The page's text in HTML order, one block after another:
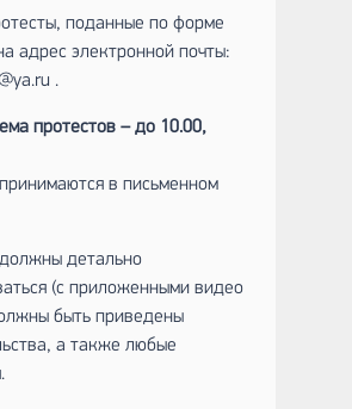
поданные по форме
адрес электронной почты:
.
протестов –до 10.00,
в письменном
детально
(с приложенными видео
быть приведены
а также любые